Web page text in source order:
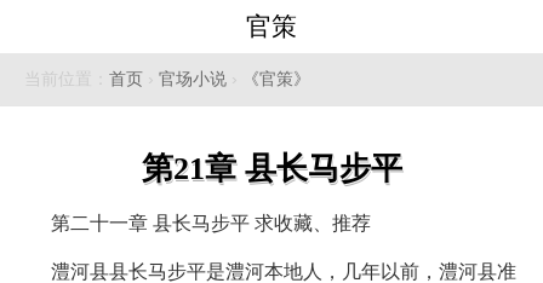
官策
当前位置： 首页 › 官场小说 › 《官策》
第21章 县长马步平
第二十一章 县长马步平 求收藏、推荐
澧河县县长马步平是澧河本地人，几年以前，澧河县准